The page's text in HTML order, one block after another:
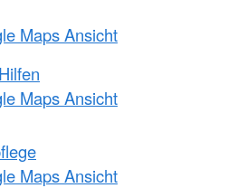
Maps Ansicht
Maps Ansicht
Maps Ansicht